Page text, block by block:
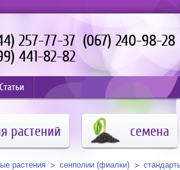
257-77-37 (067) 240-98-28
441-82-82
Статьи
растений семена
растения сенполии (фиалки)